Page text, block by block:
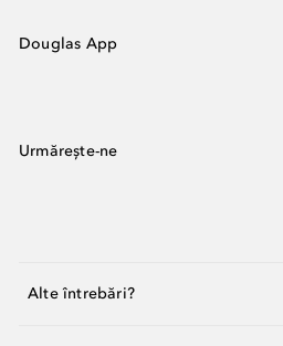
Douglas App
Urmărește-ne
Alte întrebări?